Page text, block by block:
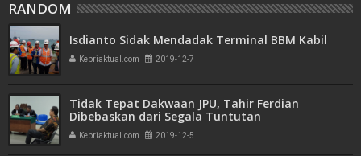
RANDOM
Isdianto Sidak Mendadak Terminal BBM Kabil
Kepriaktual.com 2019-12-7
Tidak Tepat Dakwaan JPU, Tahir Ferdian
Dibebaskan dari Segala Tuntutan
Kepriaktual.com 2019-12-5